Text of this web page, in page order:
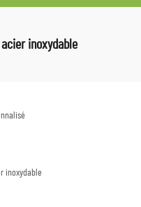
inoxydable
inoxydable